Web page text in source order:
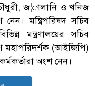
জ¦ালানি ও খনিজ
মন্ত্রিপরিষদ সচিব
মন্ত্রণালয়ের সচিব
মহাপরিদর্শক (আইজিপি)
অংশ নেন।